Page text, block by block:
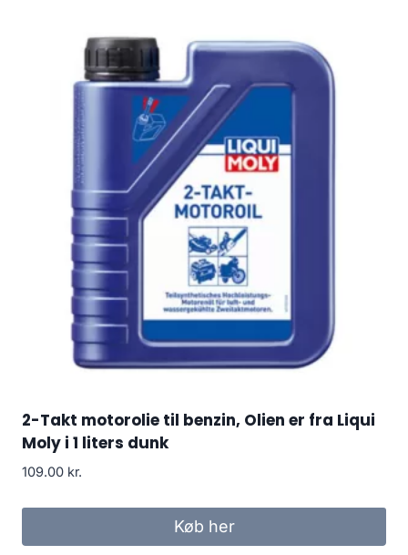
2-Takt motorolie til benzin, Olien er fra Liqui
Moly i 1 liters dunk
109.00 kr.
Køb her